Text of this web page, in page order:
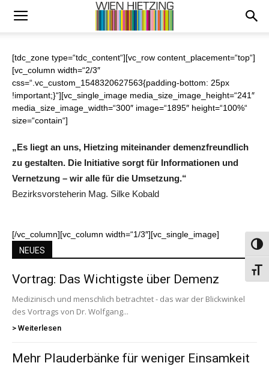
[tdc_zone type=“tdc_content“][vc_row content_placement=“top“]
[vc_column width=“2/3″
css=“.vc_custom_1548320627563{padding-bottom: 25px
!important;}“][vc_single_image media_size_image_height=“241″
media_size_image_width=“300″ image=“1895″ height=“100%“
size=“contain“]
„Es liegt an uns, Hietzing miteinander demenzfreundlich
zu gestalten. Die Initiative sorgt für Informationen und
Vernetzung – wir alle für die Umsetzung.“
Bezirksvorsteherin Mag. Silke Kobald
[/vc_column][vc_column width=“1/3″][vc_single_image]
NEUES
Vortrag: Das Wichtigste über Demenz
Medizinisch und menschlich betrachtet - das war der Blickwinkel
des Vortrags von Dr. Wolfgang...
> Weiterlesen
Mehr Plauderbänke für weniger Einsamkeit